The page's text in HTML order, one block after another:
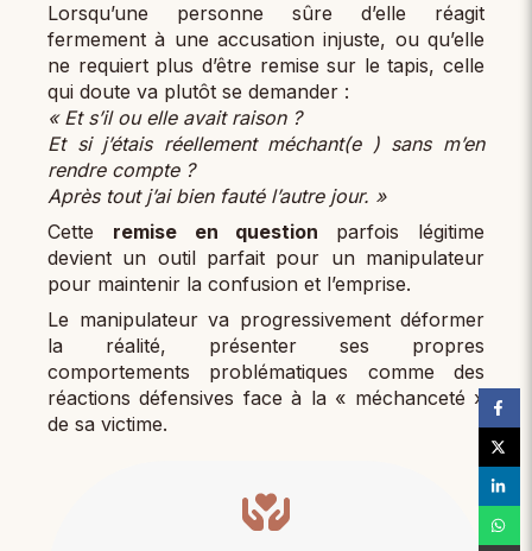
Lorsqu’une personne sûre d’elle réagit
fermement à une accusation injuste, ou qu’elle
ne requiert plus d’être remise sur le tapis, celle
qui doute va plutôt se demander :
« Et s’il ou elle avait raison ?
Et si j’étais réellement méchant(e ) sans m’en
rendre compte ?
Après tout j’ai bien fauté l’autre jour. »
Cette remise en question parfois légitime
devient un outil parfait pour un manipulateur
pour maintenir la confusion et l’emprise.
Le manipulateur va progressivement déformer
la réalité, présenter ses propres
comportements problématiques comme des
réactions défensives face à la « méchanceté »
de sa victime.